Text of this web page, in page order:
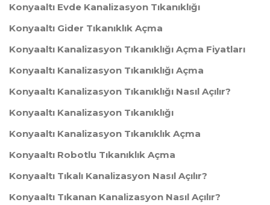
Konyaaltı Evde Kanalizasyon Tıkanıklığı
Konyaaltı Gider Tıkanıklık Açma
Konyaaltı Kanalizasyon Tıkanıklığı Açma Fiyatları
Konyaaltı Kanalizasyon Tıkanıklığı Açma
Konyaaltı Kanalizasyon Tıkanıklığı Nasıl Açılır?
Konyaaltı Kanalizasyon Tıkanıklığı
Konyaaltı Kanalizasyon Tıkanıklık Açma
Konyaaltı Robotlu Tıkanıklık Açma
Konyaaltı Tıkalı Kanalizasyon Nasıl Açılır?
Konyaaltı Tıkanan Kanalizasyon Nasıl Açılır?